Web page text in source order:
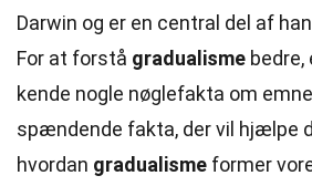
Darwin og er en central del af
For at forstå gradualisme
kende nogle nøglefakta om
spændende fakta, der vil hjælpe
hvordan gradualisme former